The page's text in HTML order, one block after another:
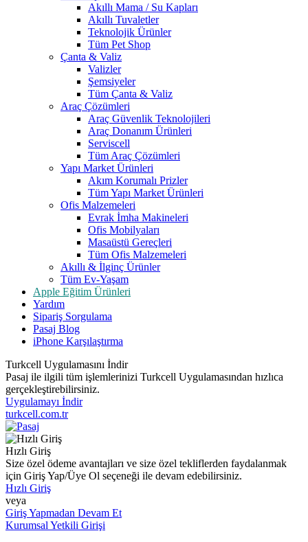
Akıllı Mama / Su Kapları
Akıllı Tuvaletler
Teknolojik Ürünler
Tüm Pet Shop
Çanta & Valiz
Valizler
Şemsiyeler
Tüm Çanta & Valiz
Araç Çözümleri
Araç Güvenlik Teknolojileri
Araç Donanım Ürünleri
Serviscell
Tüm Araç Çözümleri
Yapı Market Ürünleri
Akım Korumalı Prizler
Tüm Yapı Market Ürünleri
Ofis Malzemeleri
Evrak İmha Makineleri
Ofis Mobilyaları
Masaüstü Gereçleri
Tüm Ofis Malzemeleri
Akıllı & İlginç Ürünler
Tüm Ev-Yaşam
Apple Eğitim Ürünleri
Yardım
Sipariş Sorgulama
Pasaj Blog
iPhone Karşılaştırma
Turkcell Uygulamasını İndir
Pasaj ile ilgili tüm işlemlerinizi Turkcell Uygulamasından hızlıca
gerçekleştirebilirsiniz.
Uygulamayı İndir
turkcell.com.tr
Hızlı Giriş
Size özel ödeme avantajları ve size özel tekliflerden faydalanmak
için Giriş Yap/Üye Ol seçeneği ile devam edebilirsiniz.
Hızlı Giriş
veya
Giriş Yapmadan Devam Et
Kurumsal Yetkili Girişi